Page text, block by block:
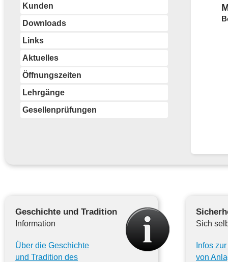
Kunden
Downloads
Links
Aktuelles
Öffnungszeiten
Lehrgänge
Gesellenprüfungen
Geschichte und Tradition
Information
Über die Geschichte
und Tradition des
Sich
Infos
von